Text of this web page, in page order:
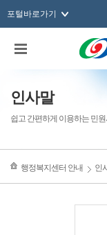
포털바로가기
인사말
쉽고 간편하게 이용하는 민
행정복지센터 안내 인